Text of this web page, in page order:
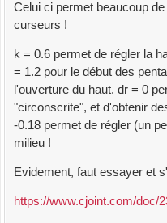
Celui ci permet beaucoup
curseurs !
k = 0.6 permet de régler la
= 1.2 pour le début des
l'ouverture du haut. dr = 0
"circonscrite", et d'obtenir
-0.18 permet de régler (un
milieu !
Evidement, faut essayer et
https://www.cjoint.com/doc/